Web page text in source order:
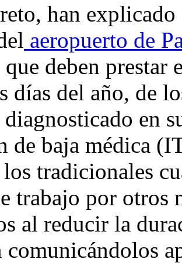
han
aeropuerto de
deben prestar
días del año, de
en
de baja médica
tradicionales
trabajo por otros
al reducir la
comunicándolos